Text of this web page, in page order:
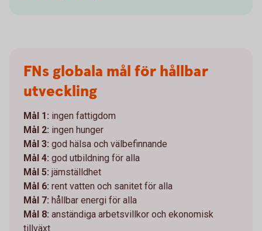
FNs globala mål för hållbar
utveckling
Mål 1: ingen fattigdom
Mål 2: ingen hunger
Mål 3: god hälsa och välbefinnande
Mål 4: god utbildning för alla
Mål 5: jämställdhet
Mål 6: rent vatten och sanitet för alla
Mål 7: hållbar energi för alla
Mål 8: anständiga arbetsvillkor och ekonomisk
tillväxt